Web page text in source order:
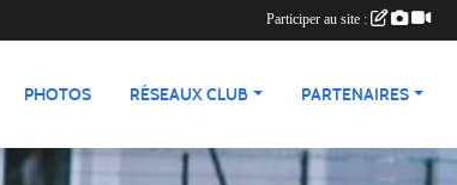
PHOTOS RÉSEAUX CLUB PARTENAIRES
Participer au site :